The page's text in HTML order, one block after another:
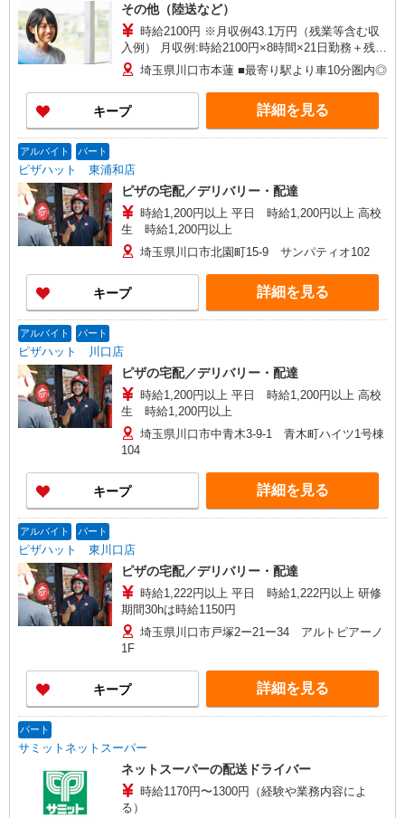
その他（陸送など）
時給2100円 ※月収例43.1万円（残業等含む収
入例） 月収例:時給2100円×8時間×21日勤務＋残業
月30時間の場合 ※交通費実費支給／当社規定あ
り。
埼玉県川口市本蓮 ■最寄り駅より車10分圏内◎
キープ 詳細を見る
アルバイト パート
ピザハット 東浦和店
ピザの宅配／デリバリー・配達
時給1,200円以上 平日 時給1,200円以上 高校
生 時給1,200円以上
埼玉県川口市北園町15-9 サンパティオ102
キープ 詳細を見る
アルバイト パート
ピザハット 川口店
ピザの宅配／デリバリー・配達
時給1,200円以上 平日 時給1,200円以上 高校
生 時給1,200円以上
埼玉県川口市中青木3-9-1 青木町ハイツ1号棟
104
キープ 詳細を見る
アルバイト パート
ピザハット 東川口店
ピザの宅配／デリバリー・配達
時給1,222円以上 平日 時給1,222円以上 研修
期間30hは時給1150円
埼玉県川口市戸塚2ー21ー34 アルトピアーノ
1F
キープ 詳細を見る
パート
サミットネットスーパー
ネットスーパーの配送ドライバー
時給1170円〜1300円（経験や業務内容によ
る）